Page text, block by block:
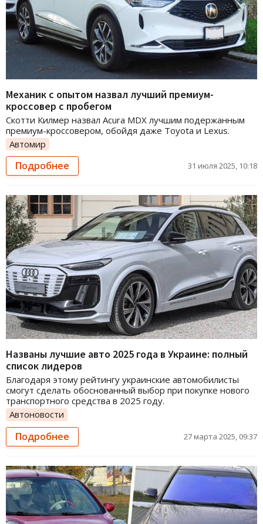
Механик с опытом назвал лучший премиум-
кроссовер с пробегом
Скотти Килмер назвал Acura MDX лучшим подержанным
премиум-кроссовером, обойдя даже Toyota и Lexus.
Автомир
Подробнее 31 июля 2025, 10:18
Названы лучшие авто 2025 года в Украине: полный
список лидеров
Благодаря этому рейтингу украинские автомобилисты
смогут сделать обоснованный выбор при покупке нового
транспортного средства в 2025 году.
Автоновости
Подробнее 27 марта 2025, 09:37